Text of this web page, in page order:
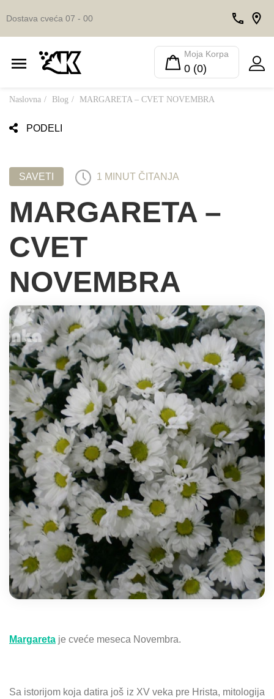
Dostava cveća 07 - 00
Moja Korpa
0 (0)
Naslovna Blog MARGARETA – CVET NOVEMBRA
PODELI
SAVETI 1 MINUT ČITANJA
MARGARETA –
CVET
NOVEMBRA
Margareta je cveće meseca Novembra.
Sa istorijom koja datira još iz XV veka pre Hrista, mitologija